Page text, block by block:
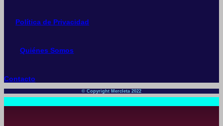
Política de Privacidad
Quiénes Somos
Contacto
© Copyright Mercleta 2022